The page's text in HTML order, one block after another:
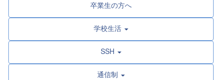
卒業生の方へ
学校生活
SSH
通信制